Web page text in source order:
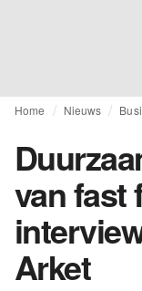
Home Nieuws
van fast
Arket